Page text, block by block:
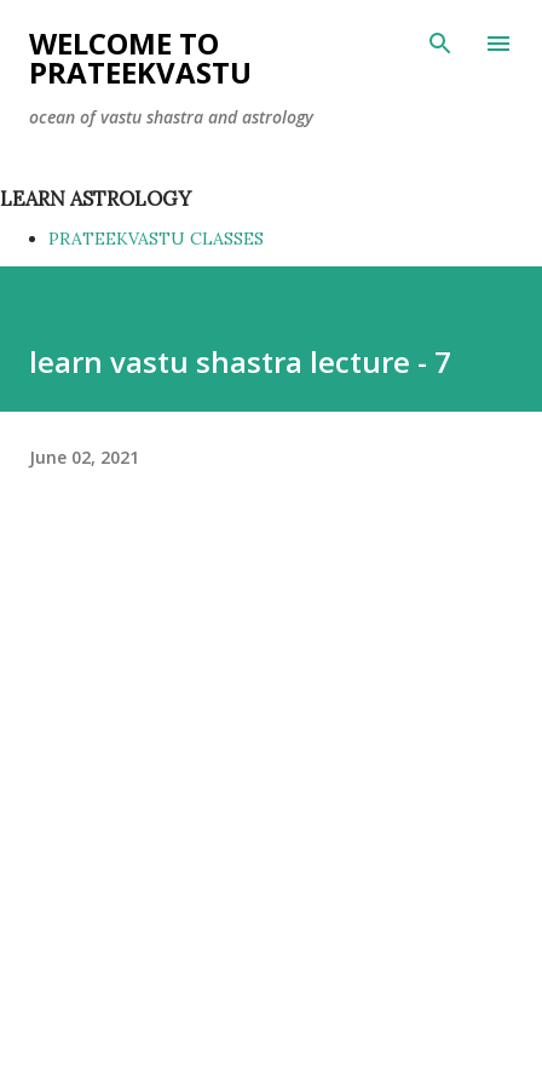
Skip to main content
WELCOME TO
PRATEEKVASTU
ocean of vastu shastra and astrology
LEARN ASTROLOGY
PRATEEKVASTU CLASSES
learn vastu shastra lecture - 7
June 02, 2021